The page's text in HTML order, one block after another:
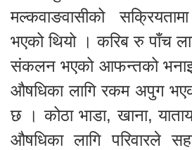
मल्कवाङवासीको
भएको थियो । करिब रु पाँच
संकलन भएको आफन्तको
औषधिका लागि रकम अपुग
छ । कोठा भाडा, खाना,
औषधिका लागि परिवारले